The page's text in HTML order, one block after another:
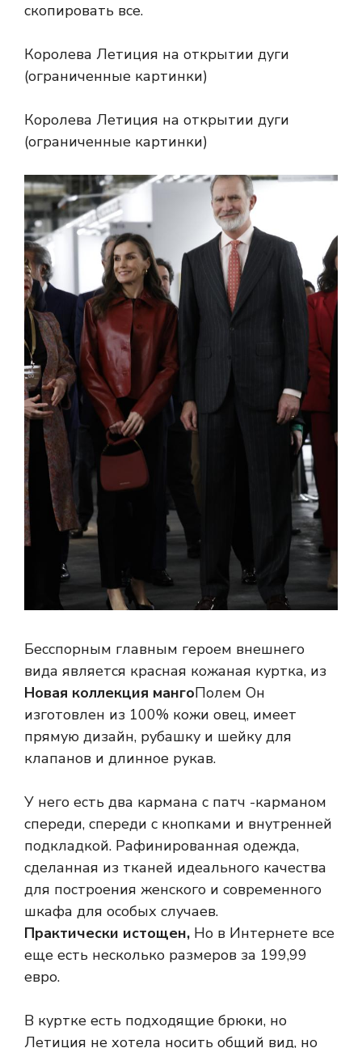
скопировать все.
Королева Летиция на открытии дуги
(ограниченные картинки)
Королева Летиция на открытии дуги
(ограниченные картинки)
Бесспорным главным героем внешнего
вида является красная кожаная куртка, из
Новая коллекция мангоПолем Он
изготовлен из 100% кожи овец, имеет
прямую дизайн, рубашку и шейку для
клапанов и длинное рукав.
У него есть два кармана с патч -карманом
спереди, спереди с кнопками и внутренней
подкладкой. Рафинированная одежда,
сделанная из тканей идеального качества
для построения женского и современного
шкафа для особых случаев.
Практически истощен, Но в Интернете все
еще есть несколько размеров за 199,99
евро.
В куртке есть подходящие брюки, но
Летиция не хотела носить общий вид, но